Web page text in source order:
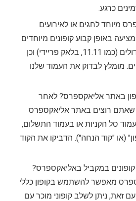
כרגע.
מיוחד לחגים או לאירועים
באופן קבוע קופונים מיוחדים
לחגים, אירועי מכירות גדולים (כמו 11.11, בלאק פריידי) וכן
מומלץ לבדוק את העמוד שלנו
באתר אליאקספרס? לאחר
רוצים באתר אליאקספרס
סל הקניות או בעמוד התשלום,
(או "קוד הנחה"). הדביקו את הקוד
במקביל באליאקספרס?
מאפשר להשתמש בקופון כללי
זאת, ניתן לשלב קופוני מוכר עם